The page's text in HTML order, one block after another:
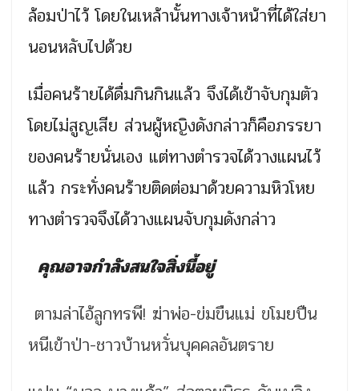
ล้อมป่าไว้ โดยในเหล้านั้นทางเจ้าหน้าที่ได้ใส่ยา
นอนหลับไปด้วย
เมื่อคนร้ายได้ดื่มกินกินแล้ว จึงได้เข้าจับกุมตัว
โดยไม่สูญเสีย ส่วนผู้หญิงดังกล่าวก็คือภรรยา
ของคนร้ายนั่นเอง แต่ทางตำรวจได้วางแผนไว้
แล้ว กระทั่งคนร้ายติดต่อมาด้วยความหิวโหย
ทางตำรวจจึงได้วางแผนจับกุมดังกล่าว
คุณอาจกำลังสนใจสิ่งนี้อยู่
ตามล่าไอ้ลูกทรพี! ฆ่าพ่อ-ข่มขืนแม่ ขโมยปืน
หนีเข้าป่า-ชาวบ้านหวั่นบุคคลอันตราย